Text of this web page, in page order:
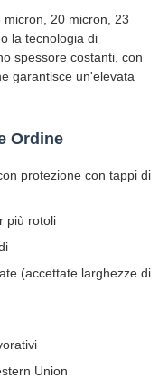
20 micron, 23
la tecnologia di
spessore costanti, con
garantisce un'elevata
Ordine
protezione con tappi di
più rotoli
(accettate larghezze di
Union